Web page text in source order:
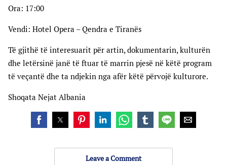
Ora: 17:00
Vendi: Hotel Opera – Qendra e Tiranës
Të gjithë të interesuarit për artin, dokumentarin, kulturën
dhe letërsinë janë të ftuar të marrin pjesë në këtë program
të veçantë dhe ta ndjekin nga afër këtë përvojë kulturore.
Shoqata Nejat Albania
Leave a Comment